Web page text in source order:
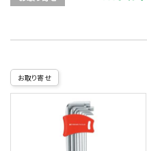
お取り寄せ